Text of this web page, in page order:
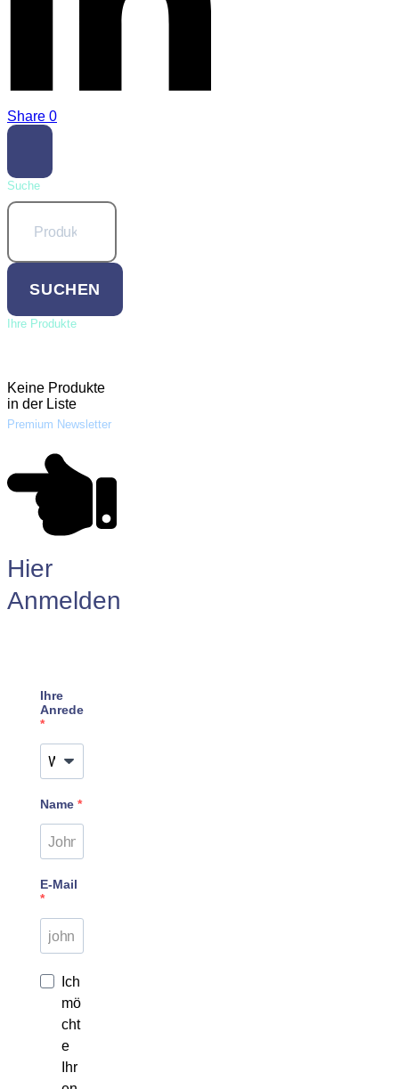
Share 0
Suche
Suchen
nach:
SUCHEN
Ihre Produkte
Keine Produkte
in der Liste
Premium Newsletter
Hier
Anmelden
Ihre
Anrede
Name
E-Mail
Ich
mö
cht
e
Ihr